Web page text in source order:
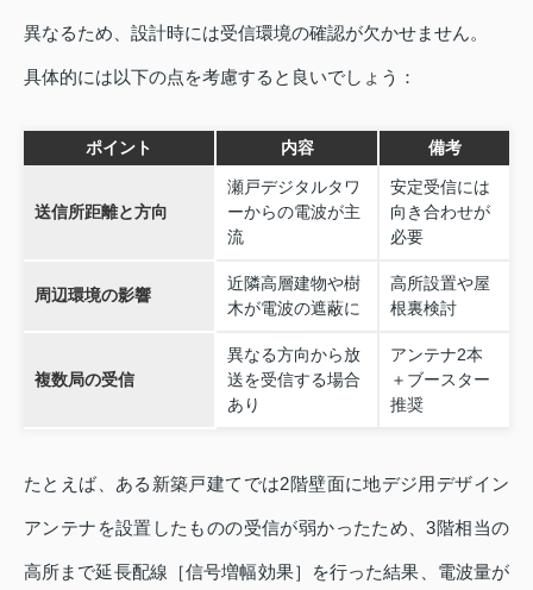
異なるため、設計時には受信環境の確認が欠かせません。
具体的には以下の点を考慮すると良いでしょう：
ポイント 内容 備考
送信所距離と方向
瀬戸デジタルタワ
ーからの電波が主
流
安定受信には
向き合わせが
必要
周辺環境の影響
近隣高層建物や樹
木が電波の遮蔽に
高所設置や屋
根裏検討
複数局の受信
異なる方向から放
送を受信する場合
あり
アンテナ2本
＋ブースター
推奨
たとえば、ある新築戸建てでは2階壁面に地デジ用デザイン
アンテナを設置したものの受信が弱かったため、3階相当の
高所まで延長配線［信号増幅効果］を行った結果、電波量が